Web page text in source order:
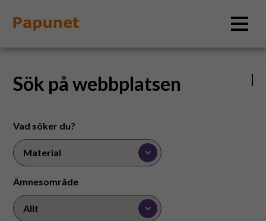
Information
Material
Bildverktyg
Sök på webbplatsen
Vad söker du?
Ämnesområde